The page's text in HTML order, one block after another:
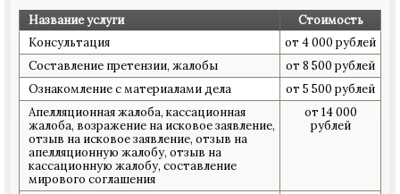
Название услуги
Стоимость
Консультация
от 4 000 рублей
Составление претензии, жалобы
от 8 500 рублей
Ознакомление с материалами дела
от 5 500 рублей
Апелляционная жалоба, кассационная
жалоба, возражение на исковое заявление,
отзыв на исковое заявление, отзыв на
апелляционную жалобу, отзыв на
кассационную жалобу, составление
мирового соглашения
от 14 000
рублей